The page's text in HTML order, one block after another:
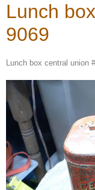
Lunch
9069
Lunch box central union